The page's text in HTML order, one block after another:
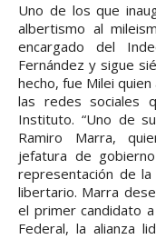
Uno de los que
albertismo al
encargado del
Fernández y sigue
hecho, fue Milei
las redes sociales
Instituto. “Uno de
Ramiro Marra,
jefatura de
representación de
libertario. Marra
el primer candidato
Federal, la alianza